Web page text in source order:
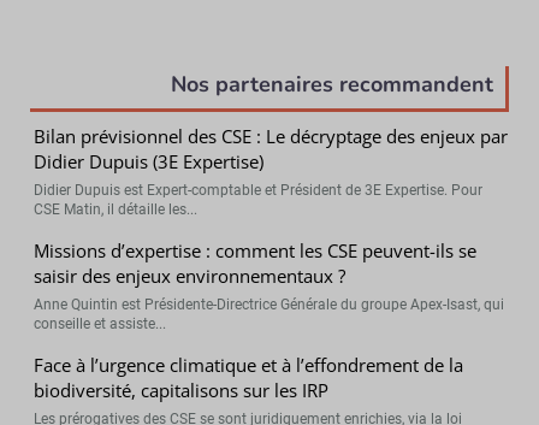
Nos partenaires recommandent
Bilan prévisionnel des CSE : Le décryptage des enjeux par
Didier Dupuis (3E Expertise)
Didier Dupuis est Expert-comptable et Président de 3E Expertise. Pour
CSE Matin, il détaille les...
Missions d’expertise : comment les CSE peuvent-ils se
saisir des enjeux environnementaux ?
Anne Quintin est Présidente-Directrice Générale du groupe Apex-Isast, qui
conseille et assiste...
Face à l’urgence climatique et à l’effondrement de la
biodiversité, capitalisons sur les IRP
Les prérogatives des CSE se sont juridiquement enrichies, via la loi